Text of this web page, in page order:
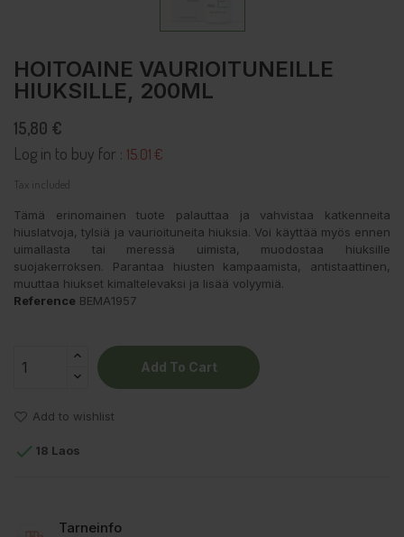
HOITOAINE VAURIOITUNEILLE
HIUKSILLE, 200ML
15,80 €
Log in to buy for : 15.01 €
Tax included
Tämä erinomainen tuote palauttaa ja vahvistaa katkenneita
hiuslatvoja, tylsiä ja vaurioituneita hiuksia. Voi käyttää myös ennen
uimallasta tai meressä uimista, muodostaa hiuksille
suojakerroksen. Parantaa hiusten kampaamista, antistaattinen,
muuttaa hiukset kimaltelevaksi ja lisää volyymiä.
Reference BEMA1957
Add To Cart
Add to wishlist
 18 Laos
Tarneinfo